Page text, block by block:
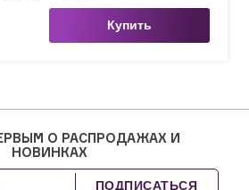
Купить
О РАСПРОДАЖАХ И
НОВИНКАХ
ПОДПИСАТЬСЯ